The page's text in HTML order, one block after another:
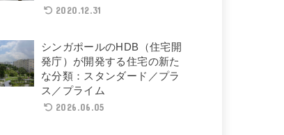
2020.12.31
シンガポールのHDB（住宅開
発庁）が開発する住宅の新た
な分類：スタンダード／プラ
ス／プライム
2026.06.05